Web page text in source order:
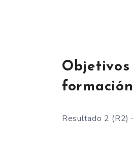
formación
Resultado 2 (R2)